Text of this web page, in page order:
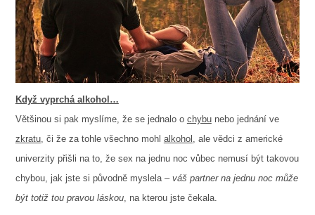
Když vyprchá alkohol…
Většinou si pak myslíme, že se jednalo o chybunebo jednání ve
zkratu, či že za tohle všechno mohl alkohol , ale vědci z americké
univerzity přišli na to, že sex na jednu noc vůbec nemusí být takovou
chybou, jak jste si původně myslela – váš partner na jednu noc může
být totiž tou pravou láskou, na kterou jste čekala.